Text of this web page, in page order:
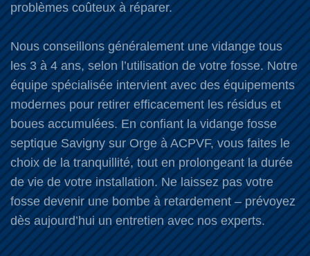
problèmes coûteux à réparer.
Nous conseillons généralement une vidange tous
les 3 à 4 ans, selon l’utilisation de votre fosse. Notre
équipe spécialisée intervient avec des équipements
modernes pour retirer efficacement les résidus et
boues accumulées. En confiant la vidange fosse
septique Savigny sur Orge à ACPVF, vous faites le
choix de la tranquillité, tout en prolongeant la durée
de vie de votre installation. Ne laissez pas votre
fosse devenir une bombe à retardement – prévoyez
dès aujourd’hui un entretien avec nos experts.